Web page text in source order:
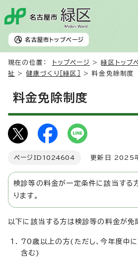
名古屋市 トップページ
現在の位置： トップページ >緑区トップ
祉
> 健康づくり［緑区］ > 料金免除制度
料金免除制度
ページID 1024604 更新日 2025
検診等の料金が一定条件に該当する
ります。
以下に該当する方は検診等の料金が免
70歳以上の方(ただし、今年度中
含む)